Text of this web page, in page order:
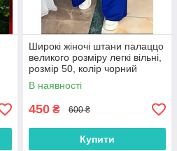
Широкі жіночі штани палаццо
великого розміру легкі вільні,
розмір 50, колір чорний
В наявності
450 ₴ 600 ₴
Купити